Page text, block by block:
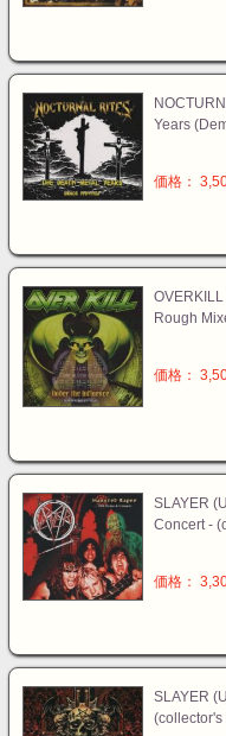
Years
価格：
Rough
価格：
SLAYER
Concert -
価格：
SLAYER
(collector's